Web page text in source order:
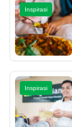
Inspirasi
Inspirasi